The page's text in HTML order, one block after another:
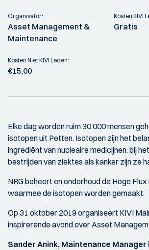
Organisator:
Asset Management &
Maintenance
Kosten KIVI
Gratis
Kosten Niet KIVI Leden:
€15,00
Elke dag worden ruim 30.000 mensen
isotopen uit Petten. Isotopen zijn het
ingrediënt van nucleaire medicijnen: bij
bestrijden van ziektes als kanker zijn ze
NRG beheert en onderhoud de Hoge
waarmee de isotopen worden gemaakt.
Op 31 oktober 2019 organiseert KIVI
inspirerende avond over Asset
Sander Anink, Maintenance Manager